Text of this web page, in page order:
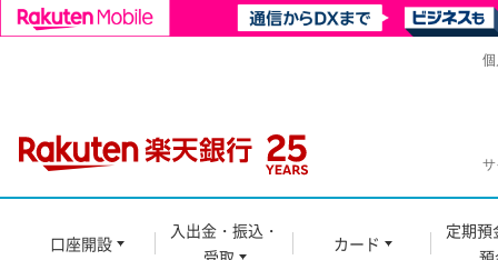
口座開設
入出金・振込・
カード
定期預